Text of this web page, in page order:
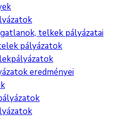
telkek pályázatai
pályázatok
eredményei